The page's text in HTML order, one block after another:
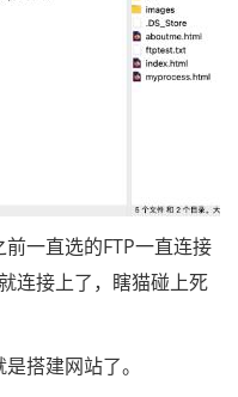
一直选的FTP一直连接
连接上了，瞎猫碰上死
搭建网站了。